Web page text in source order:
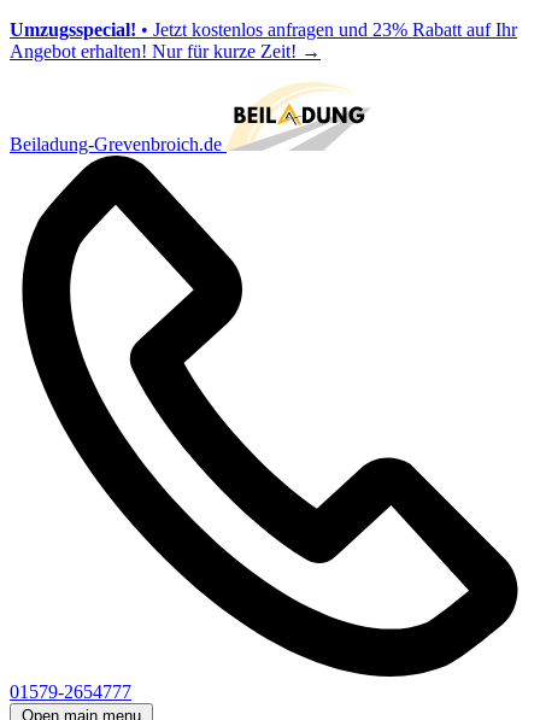
Umzugsspecial! • Jetzt kostenlos anfragen und 23% Rabatt auf Ihr
Angebot erhalten! Nur für kurze Zeit! →
Beiladung-Grevenbroich.de
01579-2654777
Open main menu